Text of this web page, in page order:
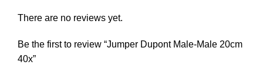
There are no reviews yet.
Be the first to review “Jumper Dupont Male-Male 20cm
40x”